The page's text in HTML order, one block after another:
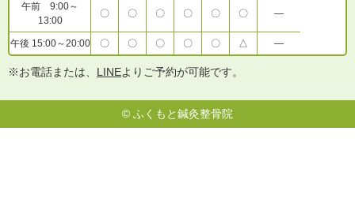
午前 9:00～
13:00
〇 〇 〇 〇 〇 〇 ―
午後 15:00～20:00 〇 〇 〇 〇 〇 △ ―
※お電話または、 LINEよりご予約が可能です。
© ふくもと鍼灸整骨院